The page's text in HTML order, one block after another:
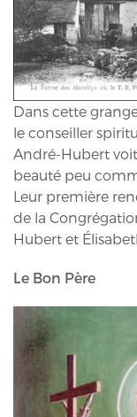
Dans cette
le conseiller
André-Hubert
beauté peu
Leur première
de la
Hubert et
Le Bon Père